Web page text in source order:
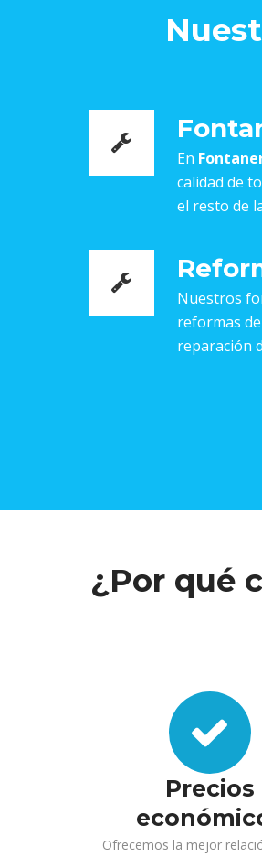
En
calidad de
el resto de
Nuestros
reformas
reparación
¿Por qué
Precios
Ofrecemos la mejor